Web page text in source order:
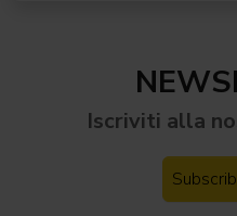
Iscriviti alla